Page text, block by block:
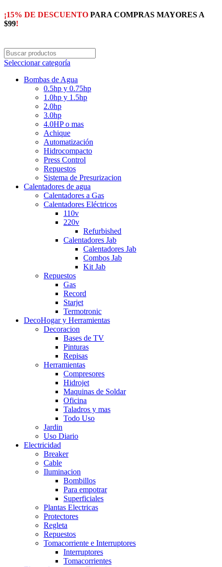
¡15% DE DESCUENTO PARA COMPRAS MAYORES A
$99!
Seleccionar categoría
Bombas de Agua
0.5hp y 0.75hp
1.0hp y 1.5hp
2.0hp
3.0hp
4.0HP o mas
Achique
Automatización
Hidrocompacto
Press Control
Repuestos
Sistema de Presurizacion
Calentadores de agua
Calentadores a Gas
Calentadores Eléctricos
110v
220v
Refurbished
Calentadores Jab
Calentadores Jab
Combos Jab
Kit Jab
Repuestos
Gas
Record
Starjet
Termotronic
DecoHogar y Herramientas
Decoracion
Bases de TV
Pinturas
Repisas
Herramientas
Compresores
Hidrojet
Maquinas de Soldar
Oficina
Taladros y mas
Todo Uso
Jardin
Uso Diario
Electricidad
Breaker
Cable
Iluminacion
Bombillos
Para empotrar
Superficiales
Plantas Electricas
Protectores
Regleta
Repuestos
Tomacorriente e Interruptores
Interruptores
Tomacorrientes